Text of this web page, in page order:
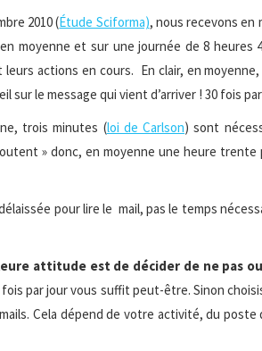
2010 (Étude Sciforma), nous recevons en
moyenne et sur une journée de 8 heures
actions en cours. En clair, en
sur le message qui vient d’arriver ! 30 fois
trois minutes (loi de Carlson) sont
» donc, en moyenne une heure
pour lire le mail, pas le temps
attitude est de décider de ne pas
fois par jour vous suffit peut-être. Sinon
Cela dépend de votre activité, du poste